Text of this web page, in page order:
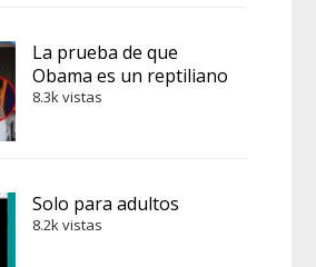
La prueba de que
Obama es un reptiliano
8.3k vistas
Solo para adultos
8.2k vistas